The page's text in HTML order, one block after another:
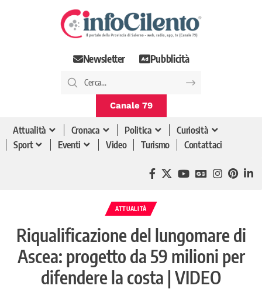
Newsletter Pubblicità
Canale 79
Attualità Cronaca Politica
Curiosità
Sport
Eventi Video Turismo Contattaci
ATTUALITÀ
Riqualificazione del lungomare di
Ascea: progetto da 59 milioni per
difendere la costa | VIDEO